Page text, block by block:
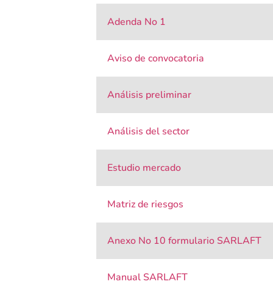
Adenda No 1
Aviso de convocatoria
Análisis preliminar
Análisis del sector
Estudio mercado
Matriz de riesgos
Anexo No 10 formulario SARLAFT
Manual SARLAFT